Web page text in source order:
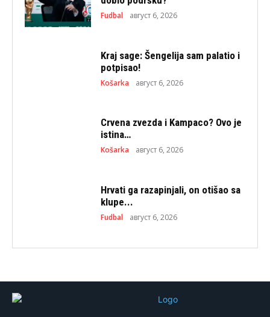
Fudbal август 6, 2026
Kraj sage: Šengelija sam palatio i
potpisao!
Košarka август 6, 2026
Crvena zvezda i Kampaco? Ovo je
istina…
Košarka август 6, 2026
Hrvati ga razapinjali, on otišao sa
klupe...
Fudbal август 6, 2026